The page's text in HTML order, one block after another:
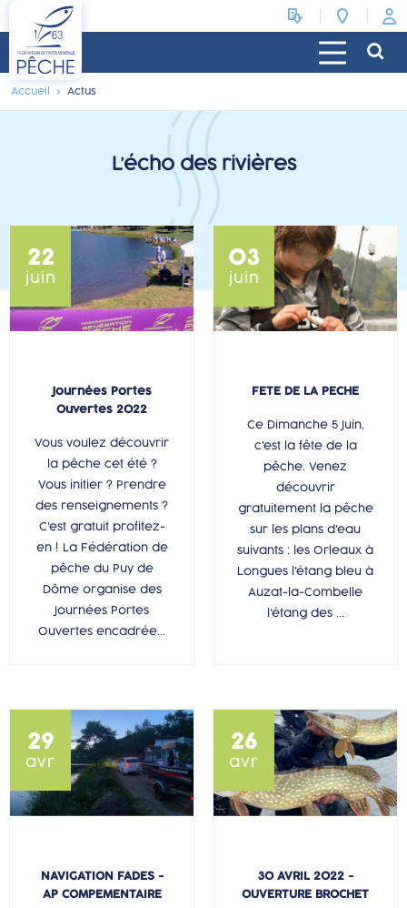
Accueil Actus
L’écho des rivières
22
juin
Journées Portes
Ouvertes 2022
Vous voulez découvrir
la pêche cet été ?
Vous initier ? Prendre
des renseignements ?
C'est gratuit profitez-
en ! La Fédération de
pêche du Puy de
Dôme organise des
Journées Portes
Ouvertes encadrée...
03
juin
FETE DE LA PECHE
Ce Dimanche 5 Juin,
c'est la fête de la
pêche. Venez
découvrir
gratuitement la pêche
sur les plans d'eau
suivants : les Orleaux à
Longues l'étang bleu à
Auzat-la-Combelle
l'étang des ...
29
avr
NAVIGATION FADES -
AP COMPEMENTAIRE
26
avr
30 AVRIL 2022 -
OUVERTURE BROCHET